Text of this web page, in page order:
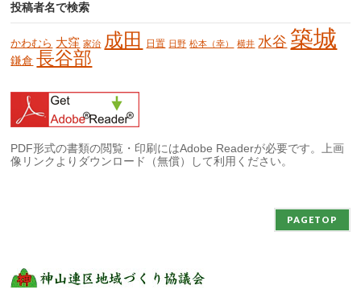
投稿者名で検索
かわむら 大窪 家治 成田 日置 日野 松本（幸） 横井 水谷 築城
鎌倉 長谷部
PDF形式の書類の閲覧・印刷にはAdobe Readerが必要です。上画
像リンクよりダウンロード（無償）して利用ください。
PAGETOP